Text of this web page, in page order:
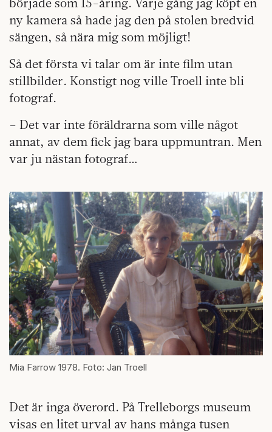
ny kamera så hade jag den på stolen bredvid
sängen, så nära mig som möjligt!
Så det första vi talar om är inte film utan
stillbilder. Konstigt nog ville Troell inte bli
fotograf.
– Det var inte föräldrarna som ville något
annat, av dem fick jag bara uppmuntran. Men
var ju nästan fotograf…
Mia Farrow 1978. Foto: Jan Troell
Det är inga överord. På Trelleborgs museum
visas en litet urval av hans många tusen